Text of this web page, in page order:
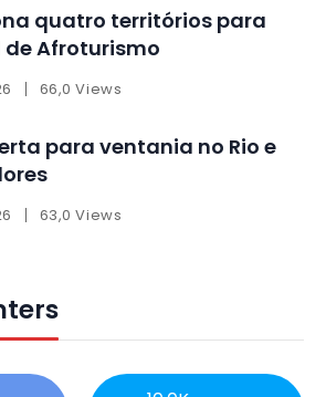
quatro territórios para
de Afroturismo
66,0 Views
para ventania no Rio e
63,0 Views